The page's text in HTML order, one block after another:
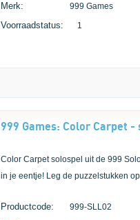
Merk: 999 Games
Voorraadstatus: 1
999 Games: Color Carpet -
Color Carpet solospel uit de 999
in je eentje! Leg de puzzelstukken
Productcode: 999-SLL02